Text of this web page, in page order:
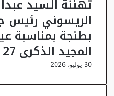
تهنئة السيد
الريسوني رئيس
بطنجة بمناسبة
المجيد الذكرى 27
30 يوليو، 2026